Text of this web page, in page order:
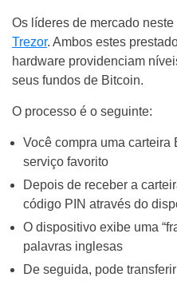
Os líderes de mercado neste
Trezor. Ambos estes
hardware providenciam
seus fundos de Bitcoin.
O processo é o seguinte:
Você compra uma carteira
serviço favorito
Depois de receber a
código PIN através do
O dispositivo exibe uma
palavras inglesas
De seguida, pode